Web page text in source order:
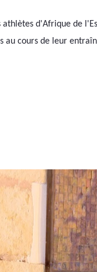
d'Afrique de
au cours de leur